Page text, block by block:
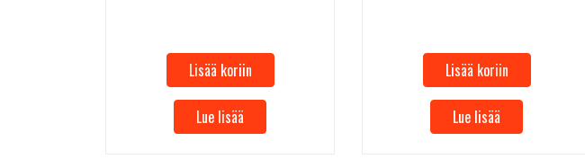
Lisää koriin
Lue lisää
Lisää koriin
Lue lisää